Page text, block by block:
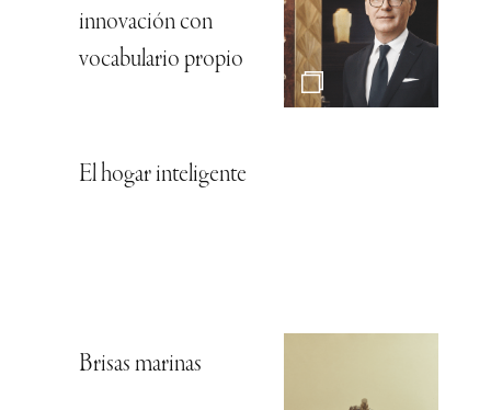
innovación con
vocabulario propio
El hogar inteligente
Brisas marinas